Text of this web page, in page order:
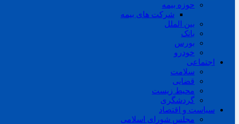
حوزه بیمه
شرکت های بیمه
بین الملل
بانک
بورس
خودرو
اجتماعی
سلامت
قضایی
محیط زیست
گردشگری
سیاست و اقتصاد
مجلس شورای اسلامی